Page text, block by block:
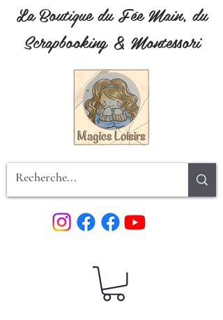
La Boutique du Fée Main, du
Scrapbooking & Montessori